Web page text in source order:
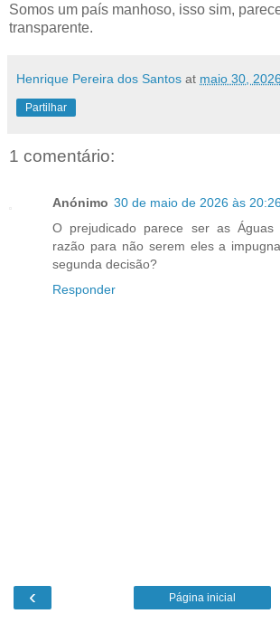
Somos um país manhoso, isso sim,
transparente.
Henrique Pereira dos Santos at maio 30, 2026
Partilhar
1 comentário:
Anónimo 30 de maio de 2026 às 20:26
O prejudicado parece ser as
razão para não serem eles a
segunda decisão?
Responder
‹ Página inicial